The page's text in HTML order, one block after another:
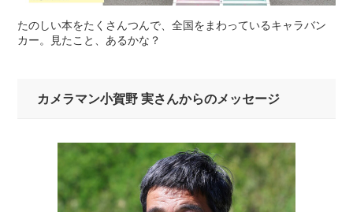
たのしい本をたくさんつんで、全国をまわっているキャラバン
カー。見たこと、あるかな？
カメラマン小賀野 実さんからのメッセージ